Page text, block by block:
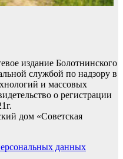
издание Болотнинского
службой по надзору в
и массовых
о регистрации
дом «Советская
данных